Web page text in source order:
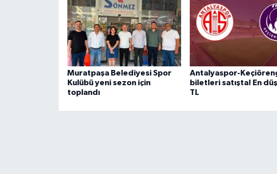
Muratpaşa Belediyesi Spor
Kulübü yeni sezon için
toplandı
Antalyaspor-
biletleri satışta! En
TL